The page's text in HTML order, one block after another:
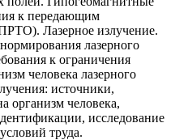
к передающим
Лазерное излучение.
лазерного
к ограничения
человека лазерного
источники,
организм человека,
исследование
труда.